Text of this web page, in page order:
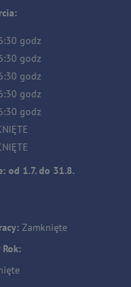
godz
godz
godz
godz
godz
od 1.7. do 31.8.
Zamknięte